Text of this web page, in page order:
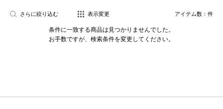
さらに絞り込む 表示変更 アイテム数： 件
条件に一致する商品は見つかりませんでした。
お手数ですが、検索条件を変更してください。